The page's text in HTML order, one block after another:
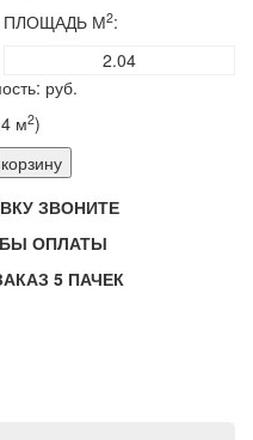
ПЛОЩАДЬ М2:
руб.
м2)
ЗВОНИТЕ
ОПЛАТЫ
5 ПАЧЕК